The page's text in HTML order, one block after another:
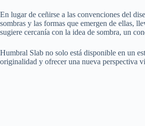
En lugar de ceñirse a las convenciones del
sombras y las formas que emergen de ellas,
sugiere cercanía con la idea de sombra, un
Humbral Slab no solo está disponible en un
originalidad y ofrecer una nueva perspectiva